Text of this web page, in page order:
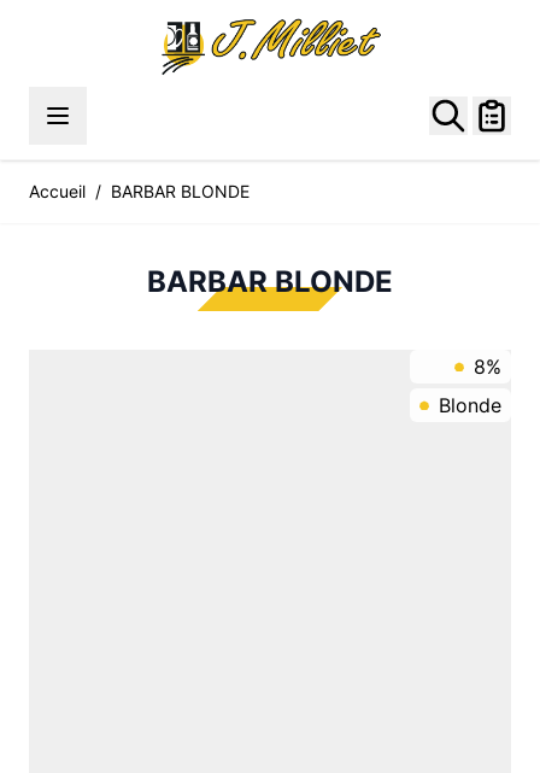
Accueil / BARBAR BLONDE
BARBAR BLONDE
8%
Blonde